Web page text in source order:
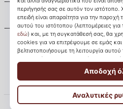
Εξυπηρέτηση πελατών